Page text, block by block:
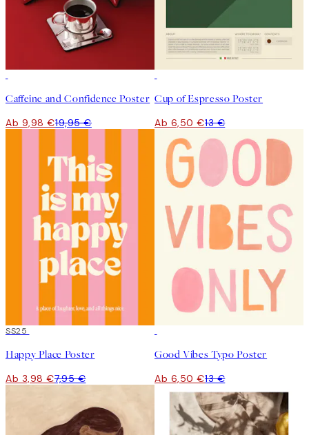
Caffeine and Confidence Poster
Ab 9,98 €19,95 €
Cup of Espresso Poster
Ab 6,50 €13 €
50%*
SS25
Happy Place Poster
Ab 3,98 €7,95 €
Good Vibes Typo Poster
Ab 6,50 €13 €